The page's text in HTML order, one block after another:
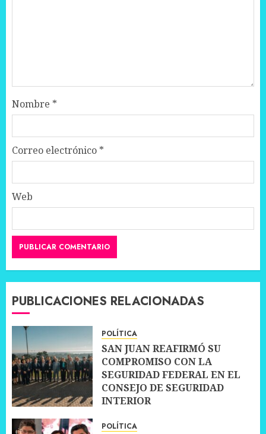
Nombre *
Correo electrónico *
Web
PUBLICACIONES RELACIONADAS
POLÍTICA
SAN JUAN REAFIRMÓ SU
COMPROMISO CON LA
SEGURIDAD FEDERAL EN EL
CONSEJO DE SEGURIDAD
INTERIOR
POLÍTICA